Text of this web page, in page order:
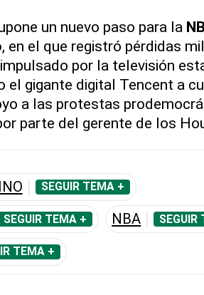
un nuevo paso para la
, en el que registró pérdidas
por la televisión
el gigante digital Tencent a
a las protestas
parte del gerente de los
SEGUIR TEMA +
SEGUIR TEMA + NBA SEGUIR
TEMA +